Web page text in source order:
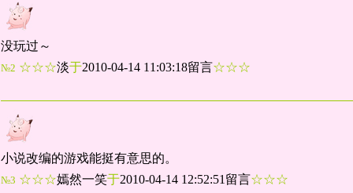
没玩过～
№2 ☆☆☆淡于2010-04-14 11:03:18留言☆☆☆
小说改编的游戏能挺有意思的。
№3 ☆☆☆嫣然一笑于2010-04-14 12:52:51留言☆☆☆